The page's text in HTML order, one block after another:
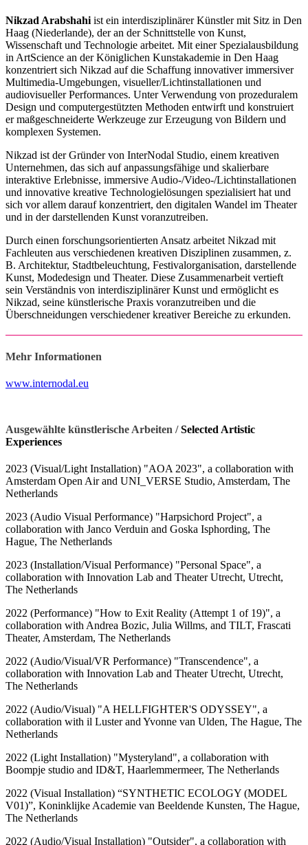
Nikzad Arabshahi ist ein interdisziplinärer Künstler mit Sitz in Den
Haag (Niederlande), der an der Schnittstelle von Kunst,
Wissenschaft und Technologie arbeitet. Mit einer Spezialausbildung
in ArtScience an der Königlichen Kunstakademie in Den Haag
konzentriert sich Nikzad auf die Schaffung innovativer immersiver
Multimedia-Umgebungen, visueller/Lichtinstallationen und
audiovisueller Performances. Unter Verwendung von prozeduralem
Design und computergestützten Methoden entwirft und konstruiert
er maßgeschneiderte Werkzeuge zur Erzeugung von Bildern und
komplexen Systemen.
Nikzad ist der Gründer von InterNodal Studio, einem kreativen
Unternehmen, das sich auf anpassungsfähige und skalierbare
interaktive Erlebnisse, immersive Audio-/Video-/Lichtinstallationen
und innovative kreative Technologielösungen spezialisiert hat und
sich vor allem darauf konzentriert, den digitalen Wandel im Theater
und in der darstellenden Kunst voranzutreiben.
Durch einen forschungsorientierten Ansatz arbeitet Nikzad mit
Fachleuten aus verschiedenen kreativen Disziplinen zusammen, z.
B. Architektur, Stadtbeleuchtung, Festivalorganisation, darstellende
Kunst, Modedesign und Theater. Diese Zusammenarbeit vertieft
sein Verständnis von interdisziplinärer Kunst und ermöglicht es
Nikzad, seine künstlerische Praxis voranzutreiben und die
Überschneidungen verschiedener kreativer Bereiche zu erkunden.
Mehr Informationen
www.internodal.eu
Ausgewählte künstlerische Arbeiten /Selected Artistic
Experiences
2023 (Visual/Light Installation) "AOA 2023", a collaboration with
Amsterdam Open Air and UNI_VERSE Studio, Amsterdam, The
Netherlands
2023 (Audio Visual Performance) "Harpsichord Project", a
collaboration with Janco Verduin and Goska Isphording, The
Hague, The Netherlands
2023 (Installation/Visual Performance) "Personal Space", a
collaboration with Innovation Lab and Theater Utrecht, Utrecht,
The Netherlands
2022 (Performance) "How to Exit Reality (Attempt 1 of 19)", a
collaboration with Andrea Bozic, Julia Willms, and TILT, Frascati
Theater, Amsterdam, The Netherlands
2022 (Audio/Visual/VR Performance) "Transcendence", a
collaboration with Innovation Lab and Theater Utrecht, Utrecht,
The Netherlands
2022 (Audio/Visual) "A HELLFIGHTER'S ODYSSEY", a
collaboration with il Luster and Yvonne van Ulden, The Hague, The
Netherlands
2022 (Light Installation) "Mysteryland", a collaboration with
Boompje studio and ID&T, Haarlemmermeer, The Netherlands
2022 (Visual Installation) “SYNTHETIC ECOLOGY (MODEL
V01)”, Koninklijke Academie van Beeldende Kunsten, The Hague,
The Netherlands
2022 (Audio/Visual Installation) "Outsider", a collaboration with